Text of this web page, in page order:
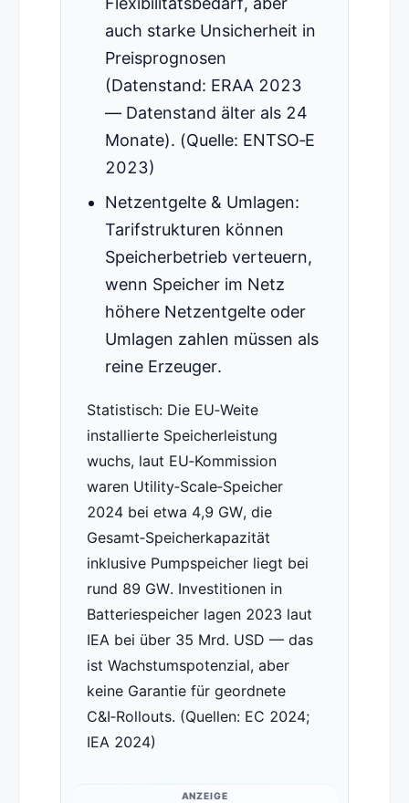
auch starke Unsicherheit in
Preisprognosen
(Datenstand: ERAA 2023
— Datenstand älter als 24
Monate). (Quelle: ENTSO‑E
2023)
Netzentgelte & Umlagen:
Tarifstrukturen können
Speicherbetrieb verteuern,
wenn Speicher im Netz
höhere Netzentgelte oder
Umlagen zahlen müssen als
reine Erzeuger.
Statistisch: Die EU‑Weite
installierte Speicherleistung
wuchs, laut EU‑Kommission
waren Utility‑Scale‑Speicher
2024 bei etwa 4,9 GW, die
Gesamt‑Speicherkapazität
inklusive Pumpspeicher liegt bei
rund 89 GW. Investitionen in
Batteriespeicher lagen 2023 laut
IEA bei über 35 Mrd. USD — das
ist Wachstumspotenzial, aber
keine Garantie für geordnete
C&I‑Rollouts. (Quellen: EC 2024;
IEA 2024)
ANZEIGE